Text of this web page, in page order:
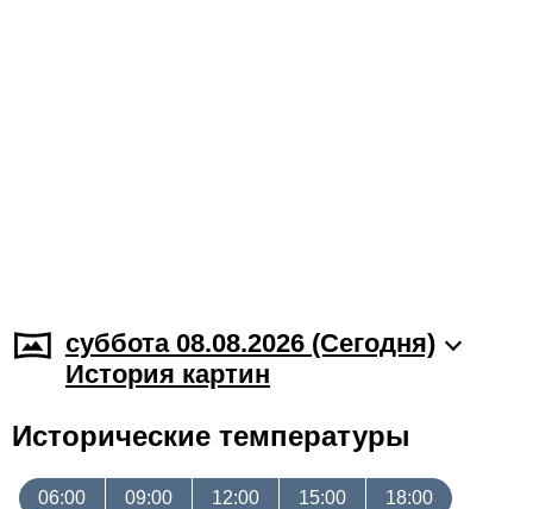
суббота 08.08.2026 (Cегодня)
История картин
Исторические температуры
06:00 09:00 12:00 15:00 18:00